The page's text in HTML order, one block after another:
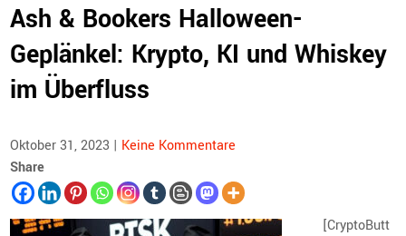
Ash & Bookers Halloween-
Geplänkel: Krypto, KI und Whiskey
im Überfluss
Oktober 31, 2023 | Keine Kommentare
Share
[CryptoButt